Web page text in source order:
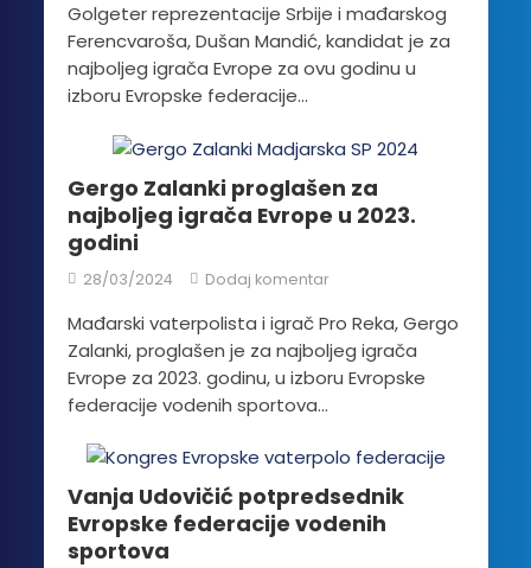
Golgeter reprezentacije Srbije i mađarskog
Ferencvaroša, Dušan Mandić, kandidat je za
najboljeg igrača Evrope za ovu godinu u
izboru Evropske federacije...
Gergo Zalanki proglašen za
najboljeg igrača Evrope u 2023.
godini
28/03/2024 Dodaj komentar
Mađarski vaterpolista i igrač Pro Reka, Gergo
Zalanki, proglašen je za najboljeg igrača
Evrope za 2023. godinu, u izboru Evropske
federacije vodenih sportova...
Vanja Udovičić potpredsednik
Evropske federacije vodenih
sportova